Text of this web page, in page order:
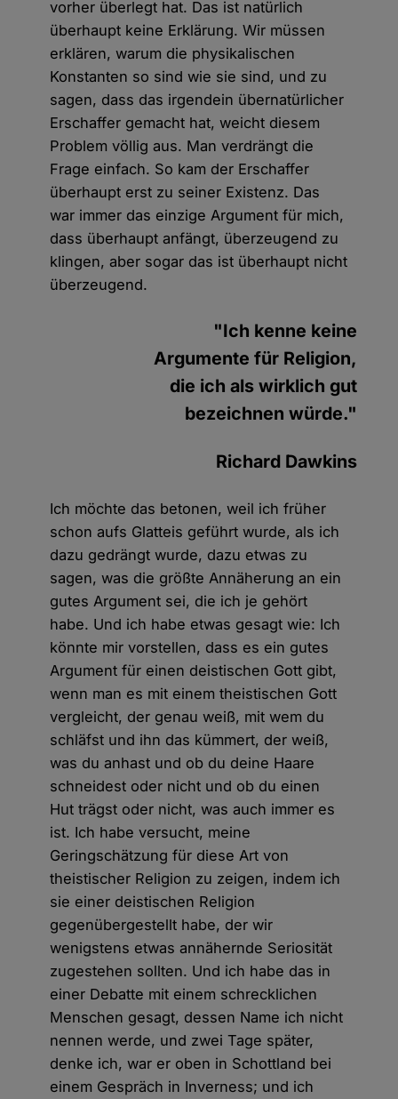
vorher überlegt hat. Das ist natürlich
überhaupt keine Erklärung. Wir müssen
erklären, warum die physikalischen
Konstanten so sind wie sie sind, und zu
sagen, dass das irgendein übernatürlicher
Erschaffer gemacht hat, weicht diesem
Problem völlig aus. Man verdrängt die
Frage einfach. So kam der Erschaffer
überhaupt erst zu seiner Existenz. Das
war immer das einzige Argument für mich,
dass überhaupt anfängt, überzeugend zu
klingen, aber sogar das ist überhaupt nicht
überzeugend.
"Ich kenne keine
Argumente für Religion,
die ich als wirklich gut
bezeichnen würde."
Richard Dawkins
Ich möchte das betonen, weil ich früher
schon aufs Glatteis geführt wurde, als ich
dazu gedrängt wurde, dazu etwas zu
sagen, was die größte Annäherung an ein
gutes Argument sei, die ich je gehört
habe. Und ich habe etwas gesagt wie: Ich
könnte mir vorstellen, dass es ein gutes
Argument für einen deistischen Gott gibt,
wenn man es mit einem theistischen Gott
vergleicht, der genau weiß, mit wem du
schläfst und ihn das kümmert, der weiß,
was du anhast und ob du deine Haare
schneidest oder nicht und ob du einen
Hut trägst oder nicht, was auch immer es
ist. Ich habe versucht, meine
Geringschätzung für diese Art von
theistischer Religion zu zeigen, indem ich
sie einer deistischen Religion
gegenübergestellt habe, der wir
wenigstens etwas annähernde Seriosität
zugestehen sollten. Und ich habe das in
einer Debatte mit einem schrecklichen
Menschen gesagt, dessen Name ich nicht
nennen werde, und zwei Tage später,
denke ich, war er oben in Schottland bei
einem Gespräch in Inverness; und ich